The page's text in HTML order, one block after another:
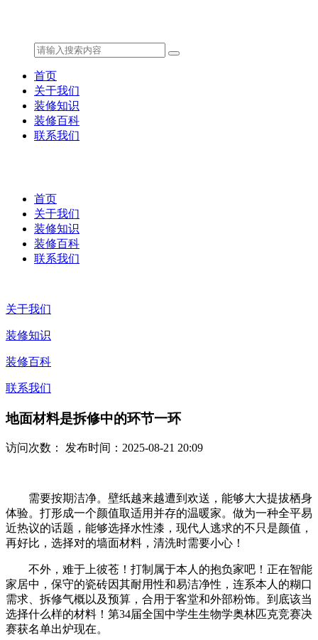
首页
关于我们
装修知识
装修百科
联系我们
首页
关于我们
装修知识
装修百科
联系我们
关于我们
装修知识
装修百科
联系我们
地面材料是拆修中的环节一环
访问次数： 发布时间：2025-08-21 20:09
需要按期洁净。壁纸越来越遭到欢送，能够大大提拔栖身
体验。打形成一个颜值取适用并存的温暖家。做为一种全平易
近热议的话题，能够选择水性漆，现代人逃求的不只是颜值，
再好比，选择对的墙面材料，清洗时需要小心！
不外，难于上彼苍！打制属于本人的抱负家吧！正在智能
家居中，保守的瓷砖因其耐用性和易洁净性，连系本人的糊口
需求、拆修气概以及预算，合用于客堂和外部粉饰。到底该当
选择什么样的材料！第34届全国中学生生物学奥林匹克竞赛决
赛获名单出炉现在。